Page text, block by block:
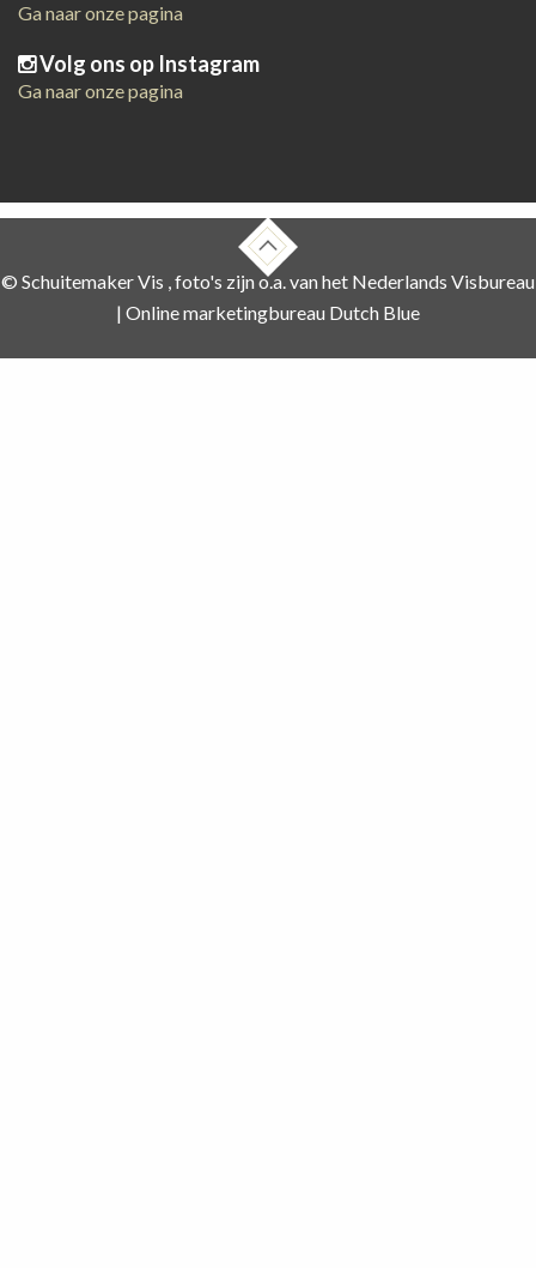
Ga naar onze pagina
Volg ons op Instagram
Ga naar onze pagina
© Schuitemaker Vis , foto's zijn o.a. van het Nederlands Visbureau
| Online marketingbureau Dutch Blue